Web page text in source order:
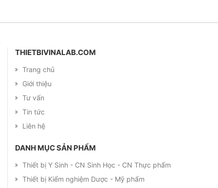
THIETBIVINALAB.COM
Trang chủ
Giới thiệu
Tư vấn
Tin tức
Liên hệ
DANH MỤC SẢN PHẨM
Thiết bị Y Sinh - CN Sinh Học - CN Thực phẩm
Thiết bị Kiểm nghiệm Dược - Mỹ phẩm